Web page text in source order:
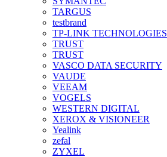
TARGUS
testbrand
TP-LINK TECHNOLOGIES
TRUST
TRUST
VASCO DATA SECURITY
VAUDE
VEEAM
VOGELS
WESTERN DIGITAL
XEROX & VISIONEER
Yealink
zefal
ZYXEL